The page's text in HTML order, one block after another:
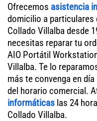
Ofrecemos asistencia
domicilio a particulares
Collado Villalba desde
necesitas reparar tu
AIO Portátil
Villalba. Te lo
más te convenga en
del horario comercial.
informáticas las 24
Collado Villalba.